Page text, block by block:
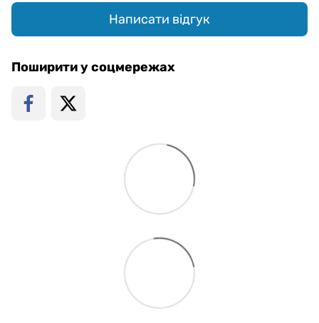
Написати відгук
Поширити у соцмережах